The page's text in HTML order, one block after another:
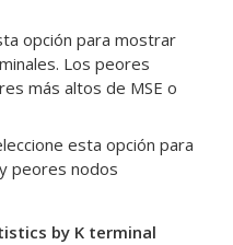
opción para mostrar
Los peores
más altos de MSE o
esta opción para
peores nodos
by K terminal